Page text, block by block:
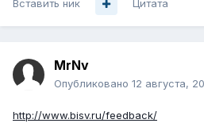
Вставить ник Цитата
MrNv
Опубликовано 12 августа,
http://www.bisv.ru/feedback/